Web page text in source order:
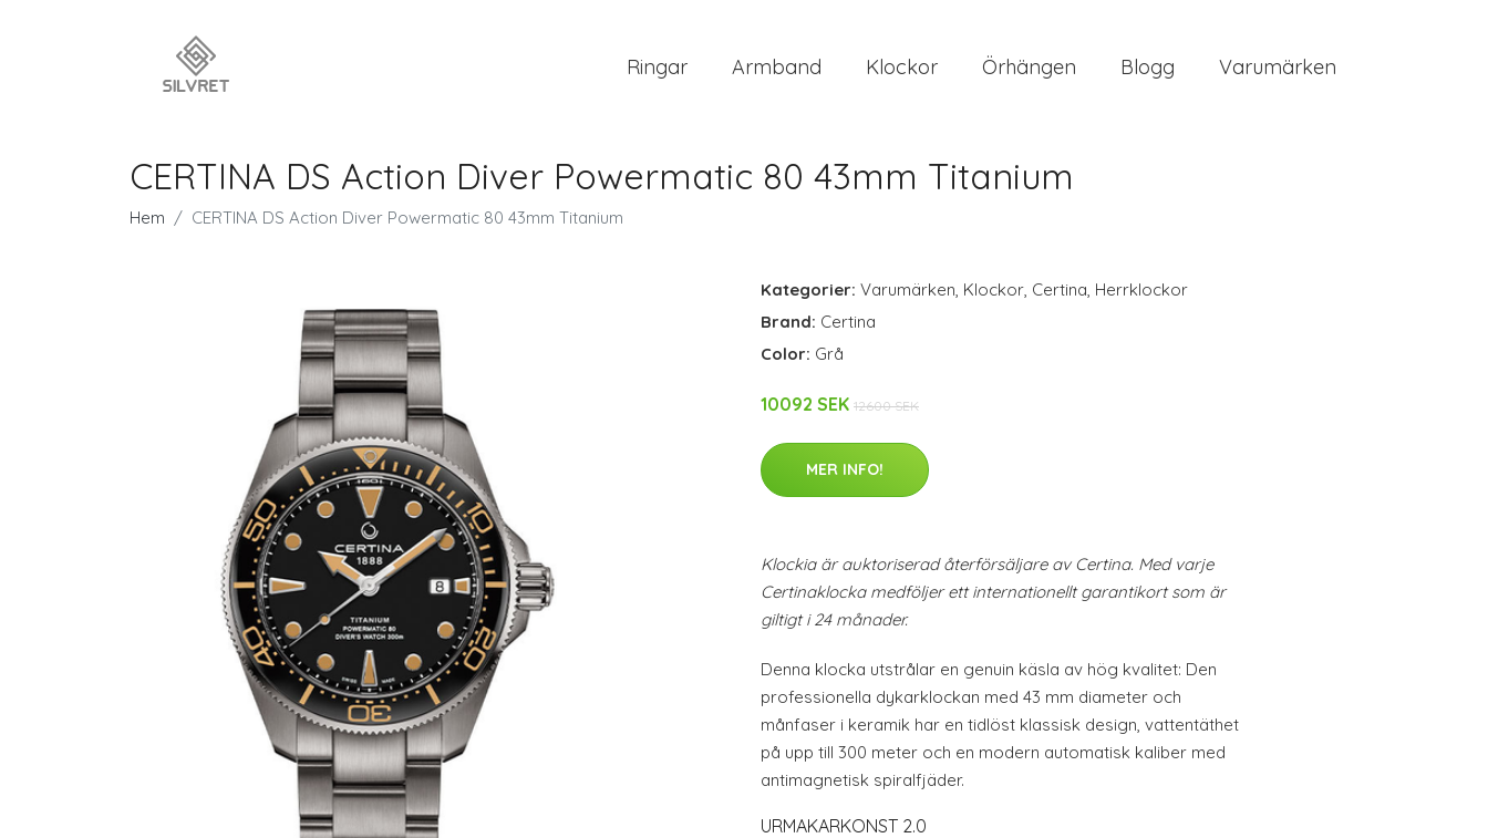
Ringar Armband Klockor Örhängen Blogg Varumärken
CERTINA DS Action Diver Powermatic 80 43mm Titanium
Hem CERTINA DS Action Diver Powermatic 80 43mm Titanium
Kategorier: Varumärken, Klockor, Certina, Herrklockor
Brand: Certina
Color: Grå
10092 SEK 12600 SEK
MER INFO!
Klockia är auktoriserad återförsäljare av Certina. Med varje
Certinaklocka medföljer ett internationellt garantikort som är
giltigt i 24 månader.
Denna klocka utstrålar en genuin käsla av hög kvalitet: Den
professionella dykarklockan med 43 mm diameter och
månfaser i keramik har en tidlöst klassisk design, vattentäthet
på upp till 300 meter och en modern automatisk kaliber med
antimagnetisk spiralfjäder.
URMAKARKONST 2.0